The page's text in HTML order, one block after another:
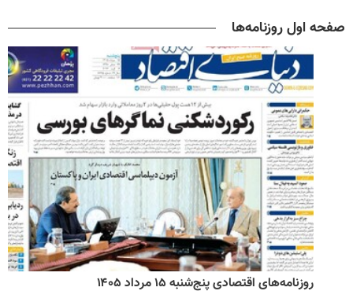
صفحه اول روزنامه‌ها
روزنامه‌های اقتصادی پنج‌شنبه ۱۵ مرداد ۱۴۰۵